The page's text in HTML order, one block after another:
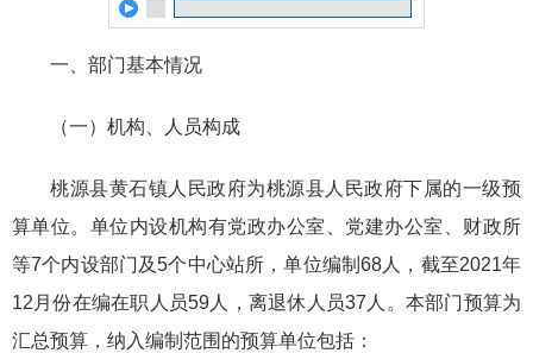
一、部门基本情况
（一）机构、人员构成
桃源县黄石镇人民政府为桃源县人民政府下属的一级预
算单位。单位内设机构有党政办公室、党建办公室、财政所
等7个内设部门及5个中心站所，单位编制68人，截至2021年
12月份在编在职人员59人，离退休人员37人。本部门预算为
汇总预算，纳入编制范围的预算单位包括：